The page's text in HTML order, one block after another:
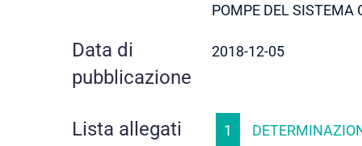
POMPE DEL SISTEMA
Data di
pubblicazione
2018-12-05
Lista allegati 1